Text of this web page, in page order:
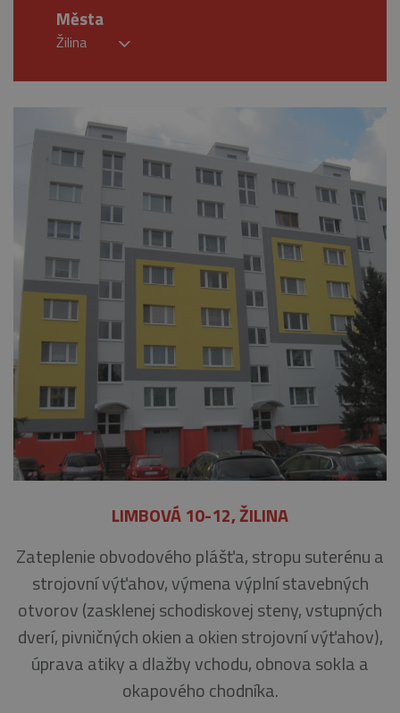
Města
Žilina
LIMBOVÁ 10-12, ŽILINA
Zateplenie obvodového plášťa, stropu suterénu a
strojovní výťahov, výmena výplní stavebných
otvorov (zasklenej schodiskovej steny, vstupných
dverí, pivničných okien a okien strojovní výťahov),
úprava atiky a dlažby vchodu, obnova sokla a
okapového chodníka.